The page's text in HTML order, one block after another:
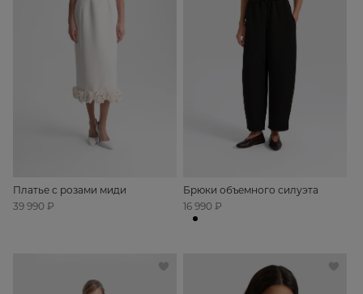
Платье с розами миди
39 990 ₽
Брюки объемного силуэта
16 990 ₽